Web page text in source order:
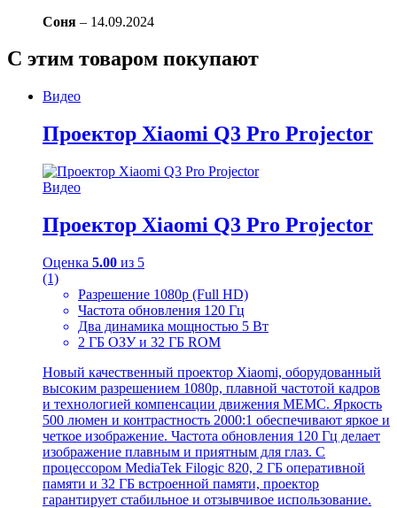
Соня – 14.09.2024
С этим товаром покупают
Видео
Проектор Xiaomi Q3 Pro Projector
Видео
Проектор Xiaomi Q3 Pro Projector
Оценка 5.00 из 5
(1)
Разрешение 1080p (Full HD)
Частота обновления 120 Гц
Два динамика мощностью 5 Вт
2 ГБ ОЗУ и 32 ГБ ROM
Новый качественный проектор Xiaomi, оборудованный
высоким разрешением 1080p, плавной частотой кадров
и технологией компенсации движения MEMC. Яркость
500 люмен и контрастность 2000:1 обеспечивают яркое и
четкое изображение. Частота обновления 120 Гц делает
изображение плавным и приятным для глаз. С
процессором MediaTek Filogic 820, 2 ГБ оперативной
памяти и 32 ГБ встроенной памяти, проектор
гарантирует стабильное и отзывчивое использование.